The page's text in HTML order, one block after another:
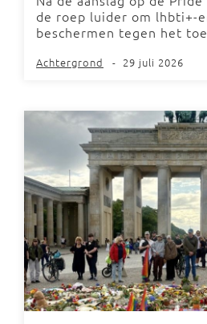
de roep luider om lhbti+-
beschermen tegen het
Achtergrond - 29 juli 2026